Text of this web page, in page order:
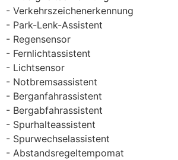
Verkehrszeichenerkennung
Park-Lenk-Assistent
Regensensor
Fernlichtassistent
Lichtsensor
Notbremsassistent
Berganfahrassistent
Bergabfahrassistent
Spurhalteassistent
Spurwechselassistent
Abstandsregeltempomat